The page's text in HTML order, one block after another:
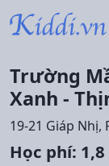
Trường
Xanh -
19-21 Giáp
Học phí: